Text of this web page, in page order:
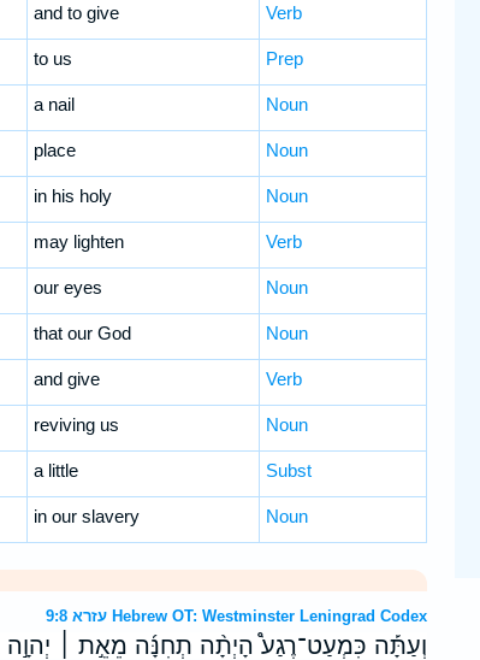
and to give Verb
to us Prep
a nail Noun
place Noun
in his holy Noun
may lighten Verb
our eyes Noun
that our God Noun
and give Verb
reviving us Noun
a little Subst
in our slavery Noun
עזרא 9:8 Hebrew OT: Westminster Leningrad Codex
וְעַתָּ֡ה כִּמְעַט־רֶגַע֩ הָיְתָ֨ה תְחִנָּ֜ה מֵאֵ֣ת ׀ יְהוָ֣ה